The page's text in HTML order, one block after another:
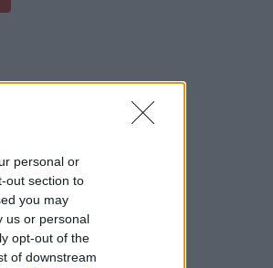
personal or
out section to
you may
us or personal
opt-out of the
of downstream